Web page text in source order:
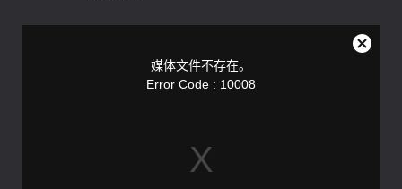
媒体文件不存在。
Error Code : 10008
关